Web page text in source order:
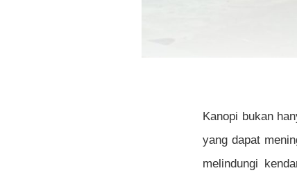
Kanopi bukan
yang dapat
melindungi